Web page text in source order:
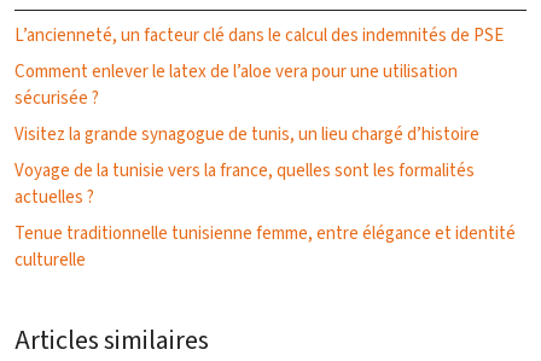
L’ancienneté, un facteur clé dans le calcul des indemnités de PSE
Comment enlever le latex de l’aloe vera pour une utilisation
sécurisée ?
Visitez la grande synagogue de tunis, un lieu chargé d’histoire
Voyage de la tunisie vers la france, quelles sont les formalités
actuelles ?
Tenue traditionnelle tunisienne femme, entre élégance et identité
culturelle
Articles similaires